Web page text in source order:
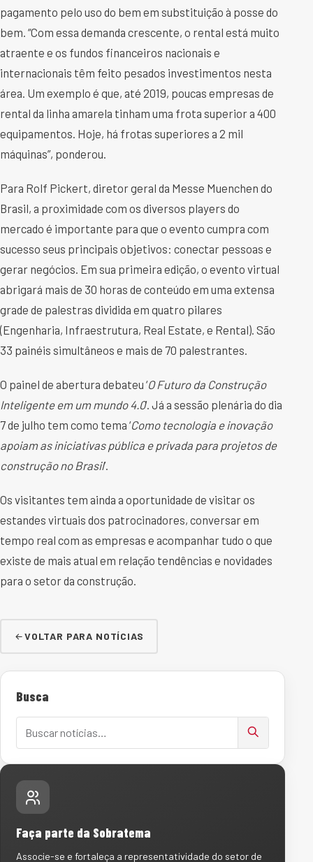
pagamento pelo uso do bem em substituição à posse do
bem. “Com essa demanda crescente, o rental está muito
atraente e os fundos financeiros nacionais e
internacionais têm feito pesados investimentos nesta
área. Um exemplo é que, até 2019, poucas empresas de
rental da linha amarela tinham uma frota superior a 400
equipamentos. Hoje, há frotas superiores a 2 mil
máquinas”, ponderou.
Para Rolf Pickert, diretor geral da Messe Muenchen do
Brasil, a proximidade com os diversos players do
mercado é importante para que o evento cumpra com
sucesso seus principais objetivos: conectar pessoas e
gerar negócios. Em sua primeira edição, o evento virtual
abrigará mais de 30 horas de conteúdo em uma extensa
grade de palestras dividida em quatro pilares
(Engenharia, Infraestrutura, Real Estate, e Rental). São
33 painéis simultâneos e mais de 70 palestrantes.
O painel de abertura debateu ‘O Futuro da Construção
Inteligente em um mundo 4.0’. Já a sessão plenária do dia
7 de julho tem como tema ‘Como tecnologia e inovação
apoiam as iniciativas pública e privada para projetos de
construção no Brasil’.
Os visitantes tem ainda a oportunidade de visitar os
estandes virtuais dos patrocinadores, conversar em
tempo real com as empresas e acompanhar tudo o que
existe de mais atual em relação tendências e novidades
para o setor da construção.
VOLTAR PARA NOTÍCIAS
Busca
Faça parte da Sobratema
Associe-se e fortaleça a representatividade do setor de